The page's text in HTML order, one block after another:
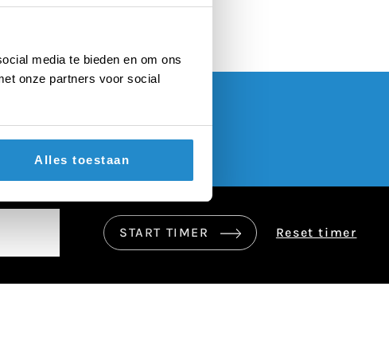
media te bieden en om ons
onze partners voor social
Alles toestaan
START TIMER Reset timer